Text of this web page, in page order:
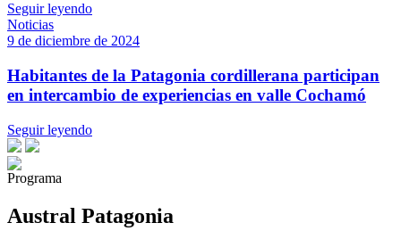
Seguir leyendo
Noticias
9 de diciembre de 2024
Habitantes de la Patagonia cordillerana participan
en intercambio de experiencias en valle Cochamó
Seguir leyendo
Programa
Austral Patagonia